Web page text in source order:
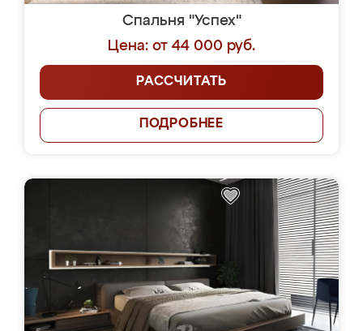
Спальня "Успех"
Цена: от 44 000 руб.
РАССЧИТАТЬ
ПОДРОБНЕЕ